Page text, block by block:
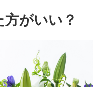
がいい？